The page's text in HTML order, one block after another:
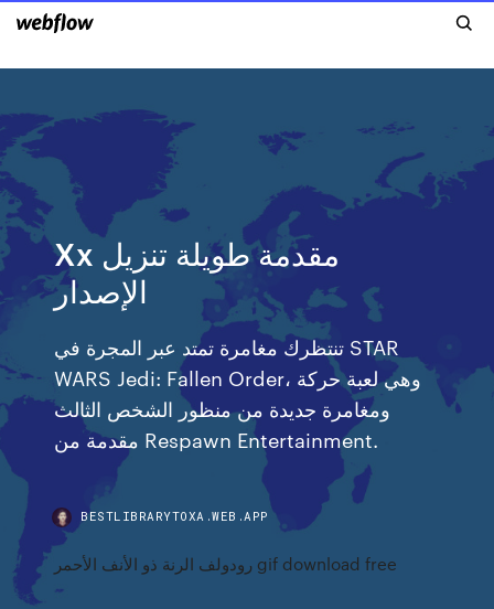
Xx مقدمة طويلة تنزيل
الإصدار
تنتظرك مغامرة تمتد عبر المجرة في STAR
WARS Jedi: Fallen Order، وهي لعبة حركة
ومغامرة جديدة من منظور الشخص الثالث
مقدمة من Respawn Entertainment.
BESTLIBRARYTOXA.WEB.APP
رودولف الرنة ذو الأنف الأحمر gif download free